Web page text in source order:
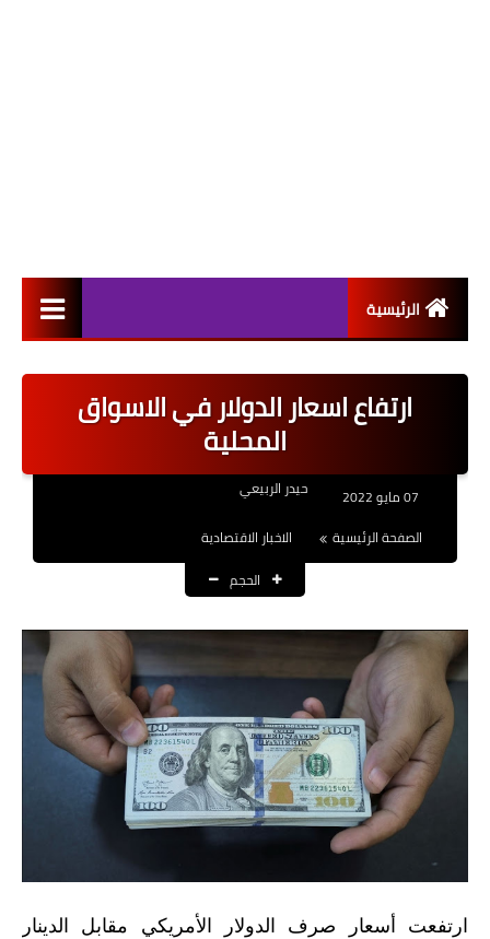
الرئيسية
اخبار القطاع العام
اخبار القطاع الخاص
العقود والاجور اليومية
الرواتب
القروض والسلف
المنح المالية
قطع الاراضي
الاخبار السياسية
ارتفاع اسعار الدولار في الاسواق
المحلية
حيدر الربيعي
الصفحة الرئيسية
الاخبار الاقتصادية
الحجم
ارتفعت أسعار صرف الدولار الأمريكي مقابل الدينار